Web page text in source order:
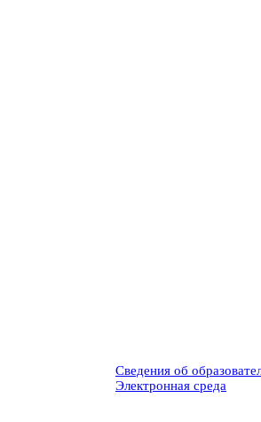
Сведения об
Электронная среда